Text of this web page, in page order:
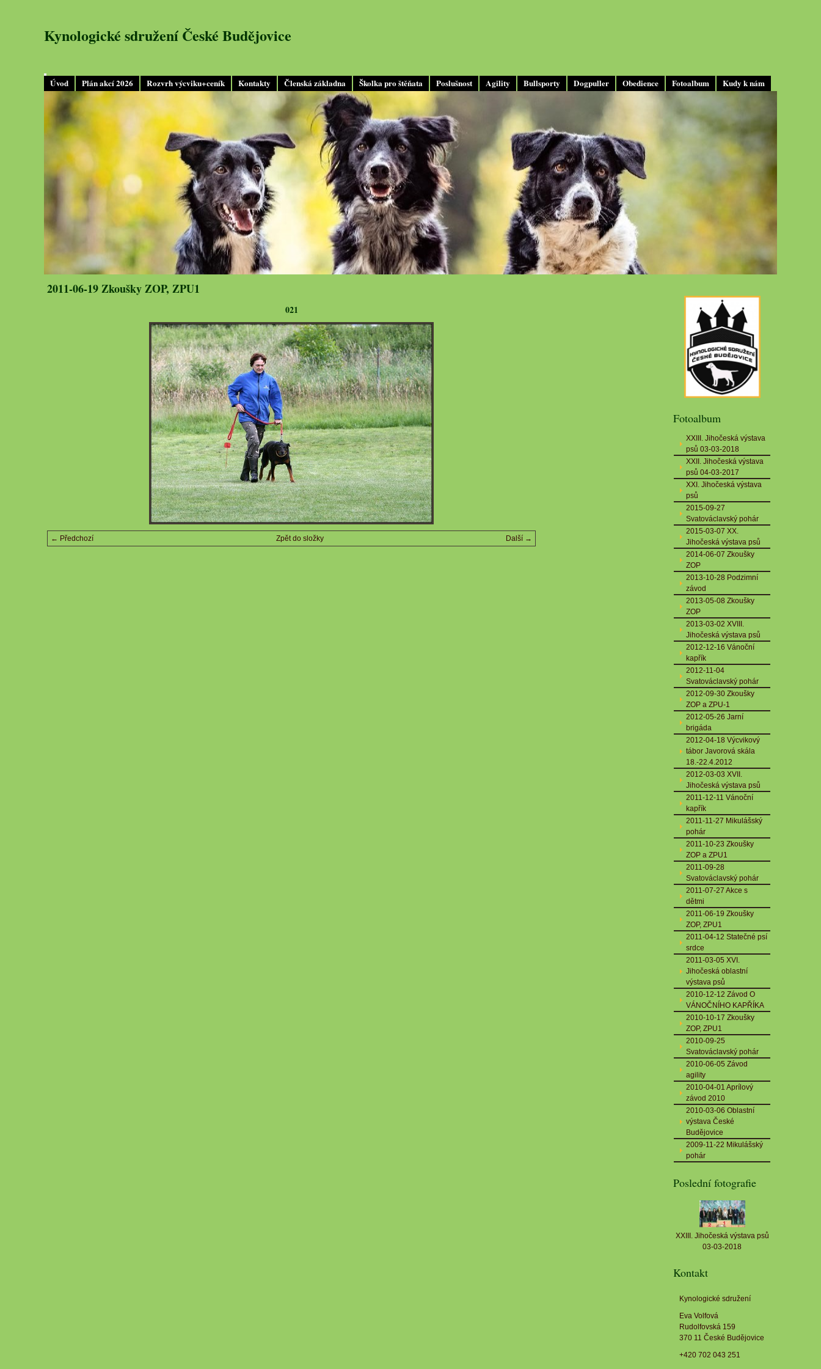
Úvod Plán akcí 2026 Rozvrh výcviku+ceník Kontakty Členská základna Školka pro štěňata Poslušnost Agility Bullsporty Dogpuller Obedience Fotoalbum Kudy k nám
Kynologické sdružení České Budějovice
2011-06-19 Zkoušky ZOP, ZPU1
021
← Předchozí Další →
Zpět do složky
Fotoalbum
XXIII. Jihočeská výstava
psů 03-03-2018
XXII. Jihočeská výstava
psů 04-03-2017
XXI. Jihočeská výstava
psů
2015-09-27
Svatováclavský pohár
2015-03-07 XX.
Jihočeská výstava psů
2014-06-07 Zkoušky
ZOP
2013-10-28 Podzimní
závod
2013-05-08 Zkoušky
ZOP
2013-03-02 XVIII.
Jihočeská výstava psů
2012-12-16 Vánoční
kapřík
2012-11-04
Svatováclavský pohár
2012-09-30 Zkoušky
ZOP a ZPU-1
2012-05-26 Jarní
brigáda
2012-04-18 Výcvikový
tábor Javorová skála
18.-22.4.2012
2012-03-03 XVII.
Jihočeská výstava psů
2011-12-11 Vánoční
kapřík
2011-11-27 Mikulášský
pohár
2011-10-23 Zkoušky
ZOP a ZPU1
2011-09-28
Svatováclavský pohár
2011-07-27 Akce s
dětmi
2011-06-19 Zkoušky
ZOP, ZPU1
2011-04-12 Statečné psí
srdce
2011-03-05 XVI.
Jihočeská oblastní
výstava psů
2010-12-12 Závod O
VÁNOČNÍHO KAPŘÍKA
2010-10-17 Zkoušky
ZOP, ZPU1
2010-09-25
Svatováclavský pohár
2010-06-05 Závod
agility
2010-04-01 Aprílový
závod 2010
2010-03-06 Oblastní
výstava České
Budějovice
2009-11-22 Mikulášský
pohár
Poslední fotografie
XXIII. Jihočeská výstava psů
03-03-2018
Kontakt
Kynologické sdružení
Eva Volfová
Rudolfovská 159
370 11 České Budějovice
+420 702 043 251